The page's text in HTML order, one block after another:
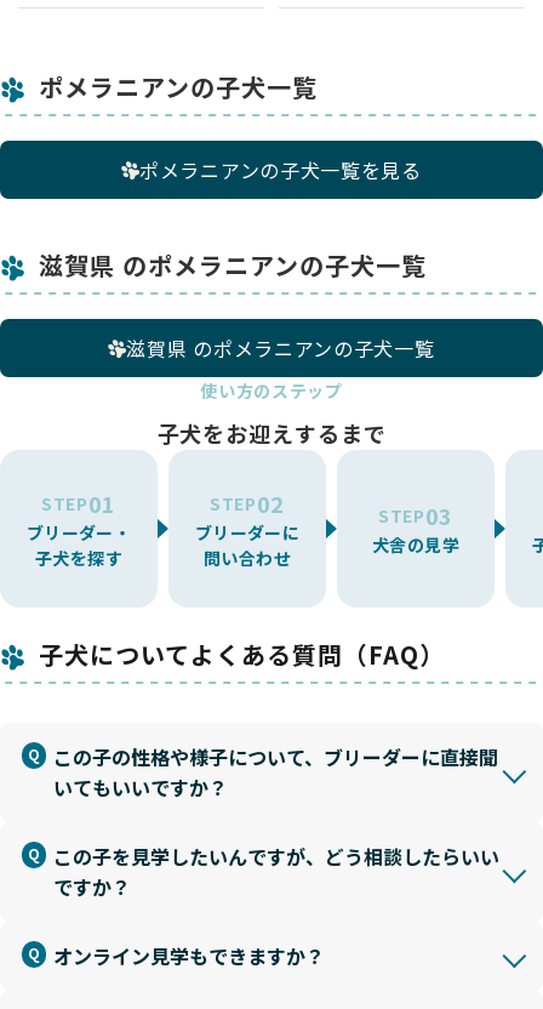
ポメラニアンの子犬一覧
ポメラニアンの子犬一覧を見る
滋賀県 のポメラニアンの子犬一覧
滋賀県 のポメラニアンの子犬一覧
使い方のステップ
子犬をお迎えするまで
STEP01
ブリーダー・
子犬を探す
STEP02
ブリーダーに
問い合わせ
STEP03
犬舎の見学
子犬についてよくある質問（FAQ）
この子の性格や様子について、ブリーダーに直接聞
いてもいいですか？
この子を見学したいんですが、どう相談したらいい
ですか？
オンライン見学もできますか？